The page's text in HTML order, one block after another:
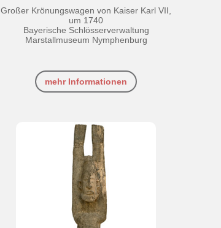
Großer Krönungswagen von Kaiser Karl VII,
um 1740
Bayerische Schlösserverwaltung
Marstallmuseum Nymphenburg
mehr Informationen